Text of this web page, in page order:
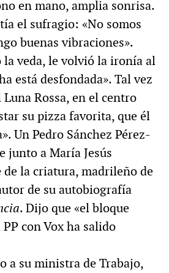
en mano, amplia sonrisa.
el sufragio: «No somos
buenas vibraciones».
la veda, le volvió la ironía al
está desfondada». Tal vez
Rossa, en el centro
su pizza favorita, que él
Un Pedro Sánchez Pérez-
junto a María Jesús
la criatura, madrileño de
de su autobiografía
. Dijo que «el bloque
con Vox ha salido
a su ministra de Trabajo,